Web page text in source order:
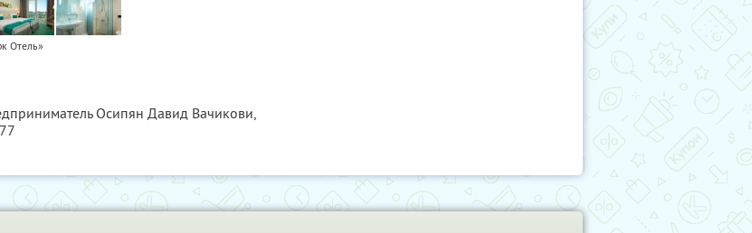
Отель»
Осипян Давид Вачикови,